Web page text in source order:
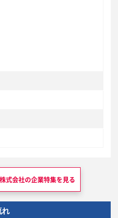
式会社の企業特集を見る
れ